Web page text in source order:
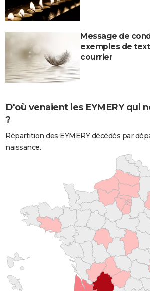
Message de
exemples de
courrier
D'où venaient les EYMERY qui
?
Répartition des EYMERY décédés par
naissance.